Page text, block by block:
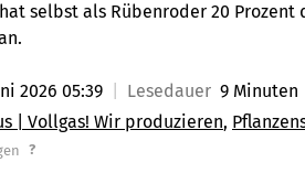
selbst als Rübenroder 20 Prozent
2026 05:39 Lesedauer 9 Minuten
| Vollgas! Wir produzieren
?